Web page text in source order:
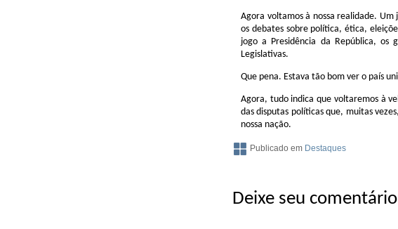
Agora voltamos à nossa realidade.
os debates sobre política, ética,
jogo a Presidência da República, os
Legislativas.
Que pena. Estava tão bom ver o país
Agora, tudo indica que voltaremos à
das disputas políticas que, muitas
nossa nação.
Publicado em Destaques
Deixe seu comentário